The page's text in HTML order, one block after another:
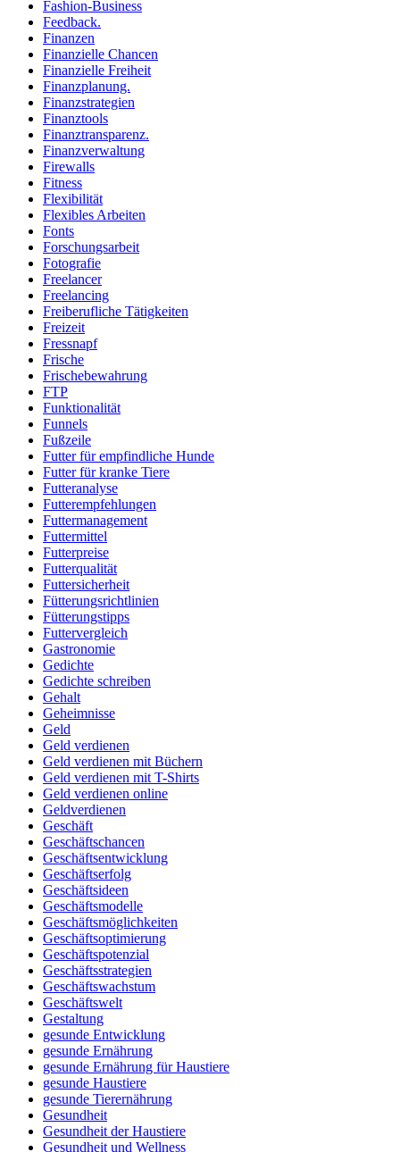
Fashion-Business
Feedback.
Finanzen
Finanzielle Chancen
Finanzielle Freiheit
Finanzplanung.
Finanzstrategien
Finanztools
Finanztransparenz.
Finanzverwaltung
Firewalls
Fitness
Flexibilität
Flexibles Arbeiten
Fonts
Forschungsarbeit
Fotografie
Freelancer
Freelancing
Freiberufliche Tätigkeiten
Freizeit
Fressnapf
Frische
Frischebewahrung
FTP
Funktionalität
Funnels
Fußzeile
Futter für empfindliche Hunde
Futter für kranke Tiere
Futteranalyse
Futterempfehlungen
Futtermanagement
Futtermittel
Futterpreise
Futterqualität
Futtersicherheit
Fütterungsrichtlinien
Fütterungstipps
Futtervergleich
Gastronomie
Gedichte
Gedichte schreiben
Gehalt
Geheimnisse
Geld
Geld verdienen
Geld verdienen mit Büchern
Geld verdienen mit T-Shirts
Geld verdienen online
Geldverdienen
Geschäft
Geschäftschancen
Geschäftsentwicklung
Geschäftserfolg
Geschäftsideen
Geschäftsmodelle
Geschäftsmöglichkeiten
Geschäftsoptimierung
Geschäftspotenzial
Geschäftsstrategien
Geschäftswachstum
Geschäftswelt
Gestaltung
gesunde Entwicklung
gesunde Ernährung
gesunde Ernährung für Haustiere
gesunde Haustiere
gesunde Tierernährung
Gesundheit
Gesundheit der Haustiere
Gesundheit und Wellness